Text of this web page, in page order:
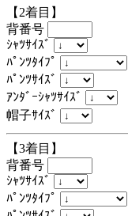
【2着目】
背番号
ｼｬﾂｻｲｽﾞ
ﾊﾟﾝﾂﾀｲﾌﾟ
ﾊﾟﾝﾂｻｲｽﾞ
ｱﾝﾀﾞｰｼｬﾂｻｲｽﾞ
帽子ｻｲｽﾞ
【3着目】
背番号
ｼｬﾂｻｲｽﾞ
ﾊﾟﾝﾂﾀｲﾌﾟ